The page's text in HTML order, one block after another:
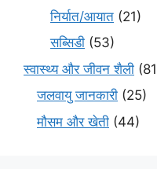
निर्यात/आयात (21)
सब्सिडी (53)
स्वास्थ्य और जीवन शैली
जलवायु जानकारी (25)
मौसम और खेती (44)